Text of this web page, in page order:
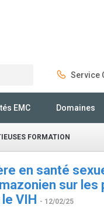
Service
EMC Domaines
FORMATION
en santé
sur les
VIH - 12/02/25